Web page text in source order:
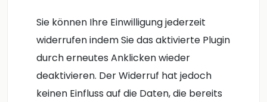
Sie können Ihre Einwilligung jederzeit
widerrufen indem Sie das aktivierte Plugin
durch erneutes Anklicken wieder
deaktivieren. Der Widerruf hat jedoch
keinen Einfluss auf die Daten, die bereits